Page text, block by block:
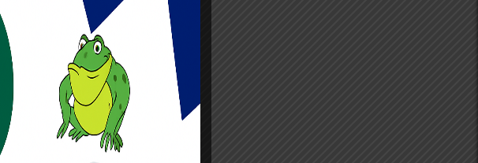
que para otros juegos
la información ‘ sur
algo manejable. setting ,
eso de a apostador ‘ azufre
al tomar un en línea casino
to examine más agudo
de la paje, priorizando